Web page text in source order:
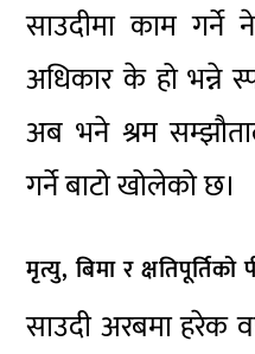
साउदीमा काम गर्ने
अधिकार के हो भन्ने
अब भने श्रम
गर्ने बाटो खोलेको छ।
मृत्यु, बिमा र क्षतिपूर्तिको
साउदी अरबमा हरेक